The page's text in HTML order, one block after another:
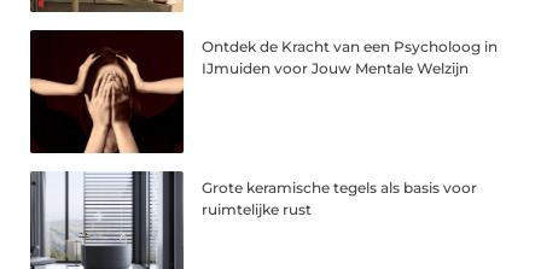
Ontdek de Kracht van een Psycholoog in
IJmuiden voor Jouw Mentale Welzijn
Grote keramische tegels als basis voor
ruimtelijke rust